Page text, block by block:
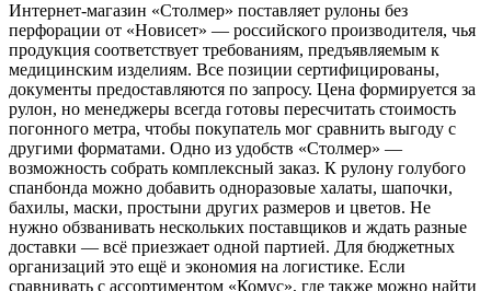
Интернет-магазин «Столмер» поставляет рулоны без
перфорации от «Новисет» — российского производителя, чья
продукция соответствует требованиям, предъявляемым к
медицинским изделиям. Все позиции сертифицированы,
документы предоставляются по запросу. Цена формируется за
рулон, но менеджеры всегда готовы пересчитать стоимость
погонного метра, чтобы покупатель мог сравнить выгоду с
другими форматами. Одно из удобств «Столмер» —
возможность собрать комплексный заказ. К рулону голубого
спанбонда можно добавить одноразовые халаты, шапочки,
бахилы, маски, простыни других размеров и цветов. Не
нужно обзванивать нескольких поставщиков и ждать разные
доставки — всё приезжает одной партией. Для бюджетных
организаций это ещё и экономия на логистике. Если
сравнивать с ассортиментом «Комус», где также можно найти